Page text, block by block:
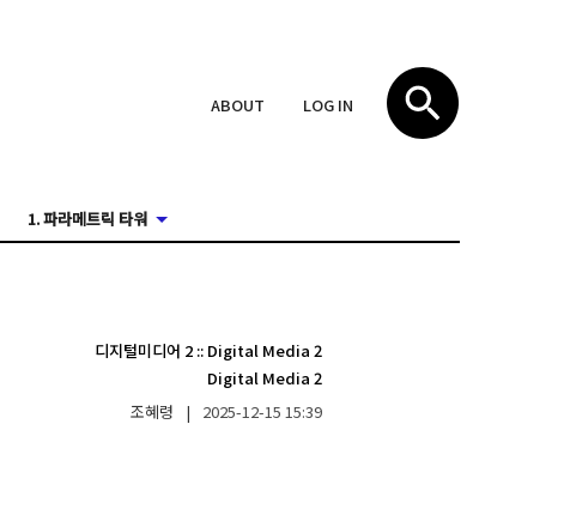
ABOUT LOG IN
1. 파라메트릭 타워
디지털미디어 2:: Digital Media 2
Digital Media 2
조혜령
| 2025-12-15 15:39